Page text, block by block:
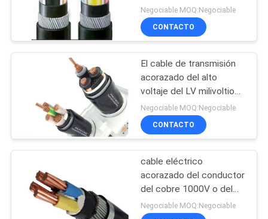
BLOG
SOLICITAR
COTIZACIÓN
MAPA
humo bajo cero
cable del halógeno
140
Cable resistente al
108
eléctrico 1kV
CU/PVC/SWA/PVC
Negociable MOQ:Negociable
CONTACTO
El cable de transmisión
acorazado del alto
voltaje del LV milivoltio
XLPE aisló el cable de
transmisión subterráneo
de la base de la armadura
cinta
Negociable MOQ:Negociable
CONTACTO
cable eléctrico
acorazado del conductor
del cobre 1000V o del
aluminio hasta cinco
corazones
Negociable MOQ:Negociable